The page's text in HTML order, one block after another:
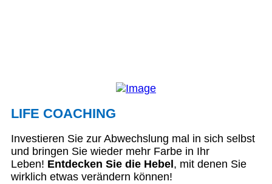
LIFE COACHING
Investieren Sie zur Abwechslung mal in sich selbst
und bringen Sie wieder mehr Farbe in Ihr
Leben! Entdecken Sie die Hebel , mit denen Sie
wirklich etwas verändern können!